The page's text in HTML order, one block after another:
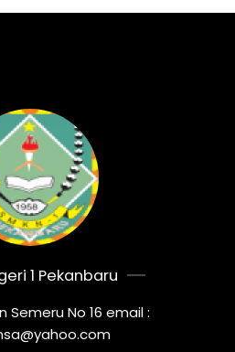
1 Pekanbaru
Semeru No 16 email :